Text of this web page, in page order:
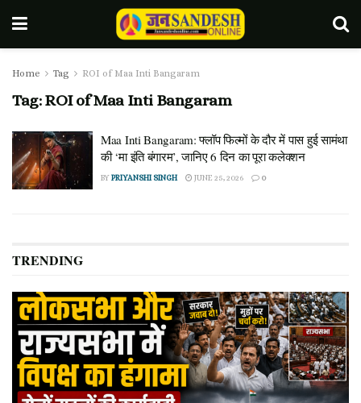
Home Tag ROI of Maa Inti Bangaram
Tag:ROI of Maa Inti Bangaram
Maa Inti Bangaram: फ्लॉप फिल्मों के दौर में पास हुई सामंथा
की ‘मा इंति बंगारम’, जानिए 6 दिन का पूरा कलेक्शन
BYPRIYANSHI SINGH JUNE 25, 2026 0
TRENDING